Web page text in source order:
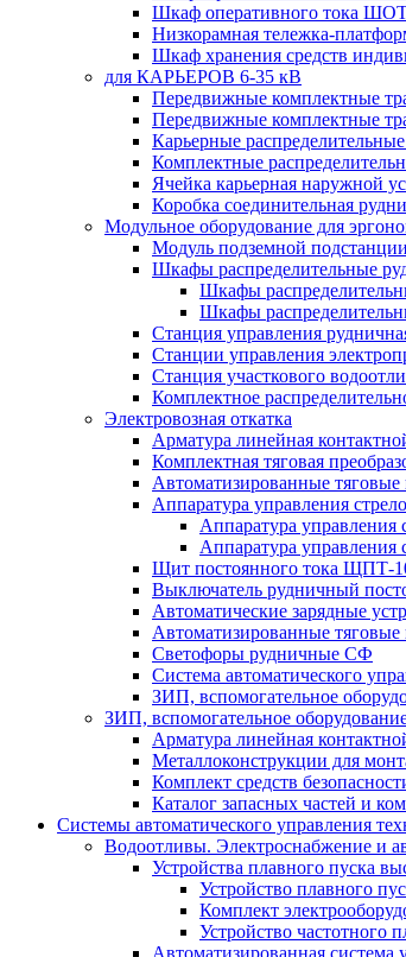
Шкаф оперативного тока
Низкорамная тележка-
Шкаф хранения средств
для КАРЬЕРОВ 6-35 кВ
Передвижные комплектные
Передвижные комплектные
Карьерные
Комплектные
Ячейка карьерная наружной
Коробка соединительная
Модульное оборудование для
Модуль подземной
Шкафы распределительные
Шкафы
Шкафы
Станция управления
Станции управления
Станция участкового
Комплектное
Электровозная откатка
Арматура линейная
Комплектная тяговая
Автоматизированные
Аппаратура управления
Аппаратура
Аппаратура
Щит постоянного тока ЩПТ-
Выключатель рудничный
Автоматические зарядные
Автоматизированные
Светофоры рудничные СФ
Система автоматического
ЗИП, вспомогательное
ЗИП, вспомогательное
Арматура линейная
Металлоконструкции для
Комплект средств
Каталог запасных частей и
Системы автоматического управления
Водоотливы. Электроснабжение и
Устройства плавного пуска
Устройство плавного
Комплект
Устройство частотного
Автоматизированная